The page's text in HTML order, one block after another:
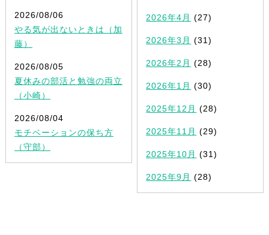
2026/08/06
やる気が出ないときは（加
藤）
2026/08/05
夏休みの部活と勉強の両立
（小崎）
2026/08/04
モチベーションの保ち方
（守部）
2026年4月 (27)
2026年3月 (31)
2026年2月 (28)
2026年1月 (30)
2025年12月 (28)
2025年11月 (29)
2025年10月 (31)
2025年9月 (28)